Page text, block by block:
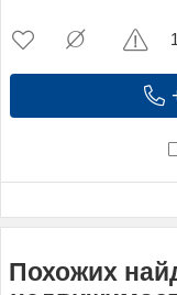
Похожих